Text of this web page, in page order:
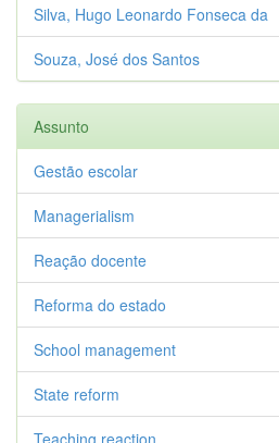
Silva, Hugo Leonardo Fonseca da
Souza, José dos Santos
Assunto
Gestão escolar
Managerialism
Reação docente
Reforma do estado
School management
State reform
Teaching reaction